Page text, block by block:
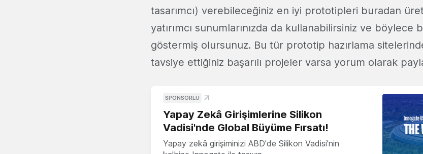
tasarımcı) verebileceğiniz en iyi prototipleri buradan
yatırımcı sunumlarınızda da kullanabilirsiniz ve böylece
göstermiş olursunuz. Bu tür prototip hazırlama
tavsiye ettiğiniz başarılı projeler varsa yorum olarak
SPONSORLU
Yapay Zekâ Girişimlerine Silikon
Vadisi'nde Global Büyüme Fırsatı!
Yapay zekâ girişiminizi ABD'de Silikon Vadisi'nin